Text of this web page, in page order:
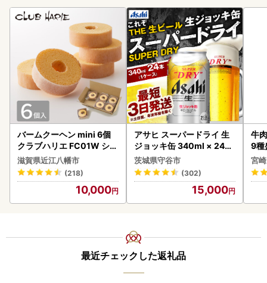
バームクーヘン mini 6個
クラブハリエ FC01W シェ
アボックス バウムクーヘ
ン
滋賀県近江八幡市
(218)
10,000
アサヒ スーパードライ 生
ジョッキ缶 340ml × 24本
(1ケース) ＜茨城工場＞ 缶
ビール お酒 Asahi 守谷市
茨城県守谷市
(302)
15,000
牛
9種
-
シ!!
宮
最近チェックした返礼品